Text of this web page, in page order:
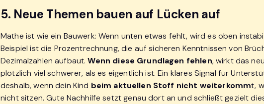
5. Neue Themen bauen auf Lücken auf
Mathe ist wie ein Bauwerk: Wenn unten etwas fehlt, wird es oben
Beispiel ist die Prozentrechnung, die auf sicheren Kenntnissen von
Dezimalzahlen aufbaut.Wenn diese Grundlagen fehlen, wirkt das
plötzlich viel schwerer, als es eigentlich ist. Ein klares Signal für
deshalb, wenn dein Kind beim aktuellen Stoff nicht weiterkommt,
nicht sitzen. Gute Nachhilfe setzt genau dort an und schließt gezielt